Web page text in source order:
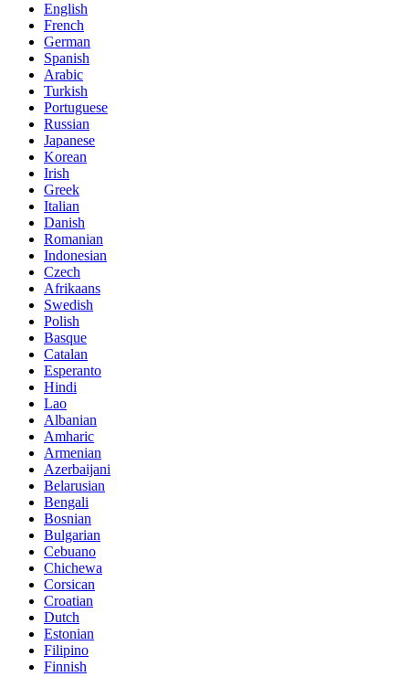
English
French
German
Spanish
Arabic
Turkish
Portuguese
Russian
Japanese
Korean
Irish
Greek
Italian
Danish
Romanian
Indonesian
Czech
Afrikaans
Swedish
Polish
Basque
Catalan
Esperanto
Hindi
Lao
Albanian
Amharic
Armenian
Azerbaijani
Belarusian
Bengali
Bosnian
Bulgarian
Cebuano
Chichewa
Corsican
Croatian
Dutch
Estonian
Filipino
Finnish